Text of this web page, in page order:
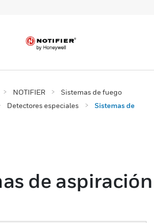
NOTIFIER
Sistemas de fuego
Detectores especiales
Sistemas de
de aspiración